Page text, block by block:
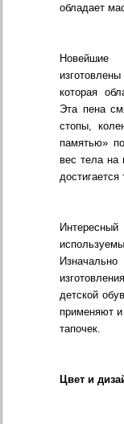
обладает
которая
Эта пена
стопы,
памятью»
вес тела на
детской
применяют
тапочек.
Цвет и